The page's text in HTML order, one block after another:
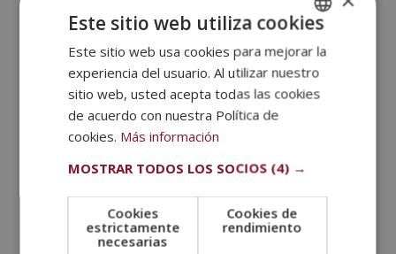
sufrir y pasar hambre, además siempre es
esta razón, te damos algunas ideas de cómo
preparar comida para diabéticos . Son platos
rápidos de hacer, que puedes incluir en tu dieta y con
los que no afectarás tu salud. ¡Toma nota!
4 aguacates maduros.
250 gramos de gambas peladas.
SPANISH
PORTUGUESE
Este sitio web utiliza cookies
Este sitio web usa cookies para mejorar la
experiencia del usuario. Al utilizar nuestro
sitio web, usted acepta todas las cookies
de acuerdo con nuestra Política de
cookies. Más información
MOSTRAR TODOS LOS SOCIOS (4) →
Cookies
estrictamente
necesarias
Cookies de
rendimiento